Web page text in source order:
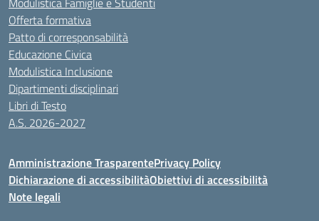
Offerta formativa
Patto di corresponsabilità
Educazione Civica
Modulistica Inclusione
Dipartimenti disciplinari
Libri di Testo
A.S. 2026-2027
Amministrazione TrasparentePrivacy Policy
Dichiarazione di accessibilitàObiettivi di accessibilità
Note legali